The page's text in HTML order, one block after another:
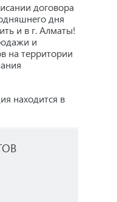
договора
дня
и в г. Алматы!
и
на территории
находится в